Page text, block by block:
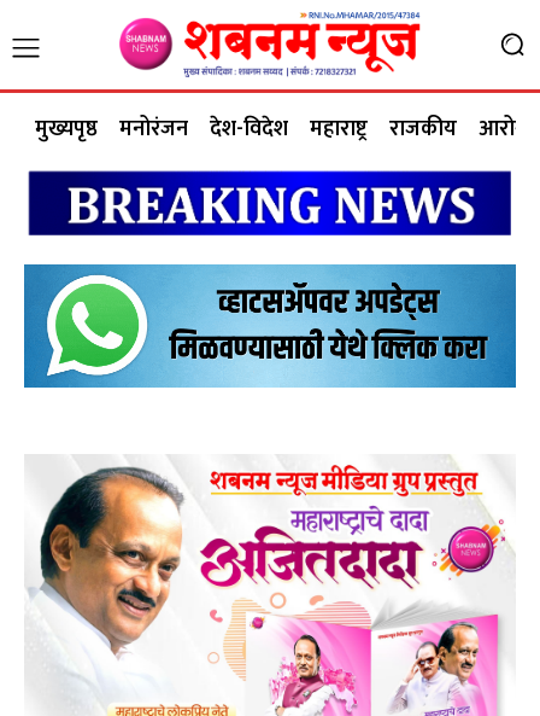
मुख्यपृष्ठ मनोरंजन देश-विदेश महाराष्ट्र राजकीय आरोग्य